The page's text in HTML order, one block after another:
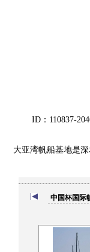
ID：110837-
大亚湾帆船基地是深
中国杯国际